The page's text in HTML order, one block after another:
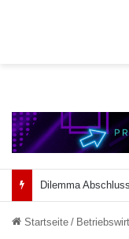
Startseite /